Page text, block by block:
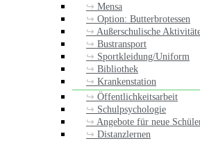
Mensa
Option: Butterbrotessen
Außerschulische
Bustransport
Sportkleidung/Uniform
Bibliothek
Krankenstation
Öffentlichkeitsarbeit
Schulpsychologie
Angebote für neue
Distanzlernen